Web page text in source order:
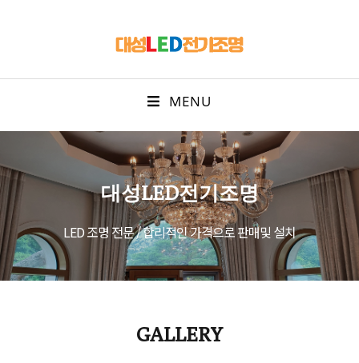
MENU
대성LED전기조명
LED 조명 전문 / 합리적인 가격으로 판매및 설치
GALLERY